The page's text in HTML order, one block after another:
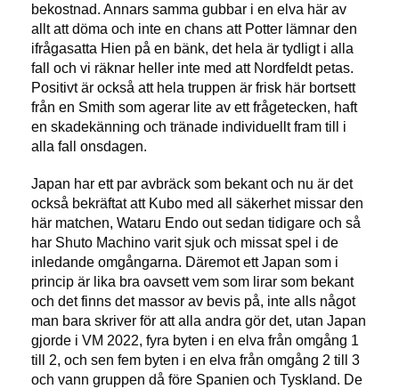
bekostnad. Annars samma gubbar i en elva här av
allt att döma och inte en chans att Potter lämnar den
ifrågasatta Hien på en bänk, det hela är tydligt i alla
fall och vi räknar heller inte med att Nordfeldt petas.
Positivt är också att hela truppen är frisk här bortsett
från en Smith som agerar lite av ett frågetecken, haft
en skadekänning och tränade individuellt fram till i
alla fall onsdagen.
Japan har ett par avbräck som bekant och nu är det
också bekräftat att Kubo med all säkerhet missar den
här matchen, Wataru Endo out sedan tidigare och så
har Shuto Machino varit sjuk och missat spel i de
inledande omgångarna. Däremot ett Japan som i
princip är lika bra oavsett vem som lirar som bekant
och det finns det massor av bevis på, inte alls något
man bara skriver för att alla andra gör det, utan Japan
gjorde i VM 2022, fyra byten i en elva från omgång 1
till 2, och sen fem byten i en elva från omgång 2 till 3
och vann gruppen då före Spanien och Tyskland. De